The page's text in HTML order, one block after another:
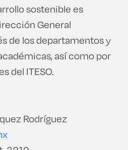
sostenible es
General
de los departamentos y
así como por
del ITESO.
Rodríguez